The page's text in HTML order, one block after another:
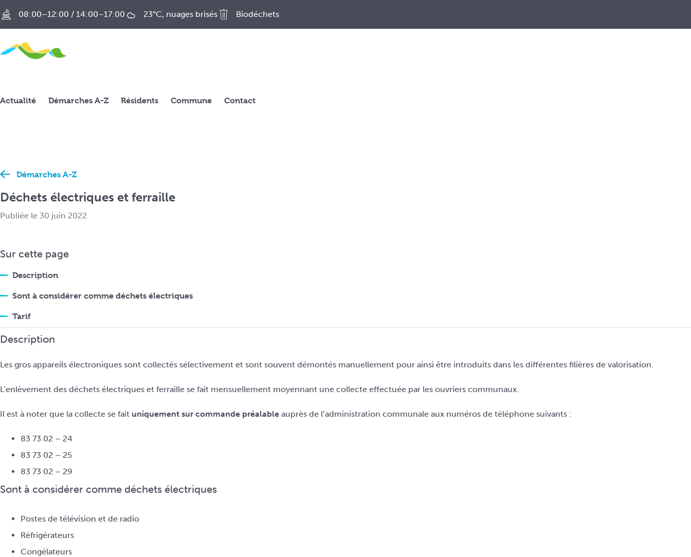
c
é
a
e
u
p
c
i
a
08:00–12:00 / 14:00–17:00 23°C, nuages brisés Biodéchets
Actualité Démarches A-Z Résidents Commune Contact
Démarches A-Z
Déchets électriques et ferraille
Publiée le 30 juin 2022
Sur cette page
Description
Sont à considérer comme déchets électriques
Tarif
Description
Les gros appareils électroniques sont collectés sélectivement et sont souvent démontés manuellement pour ainsi être introduits dans les différentes filières de valorisation.
L’enlèvement des déchets électriques et ferraille se fait mensuellement moyennant une collecte effectuée par les ouvriers communaux.
Il est à noter que la collecte se fait uniquement sur commande préalable auprès de l’administration communale aux numéros de téléphone suivants :
83 73 02 – 24
83 73 02 – 25
83 73 02 – 29
Sont à considérer comme déchets électriques
Postes de télévision et de radio
Réfrigérateurs
Congélateurs